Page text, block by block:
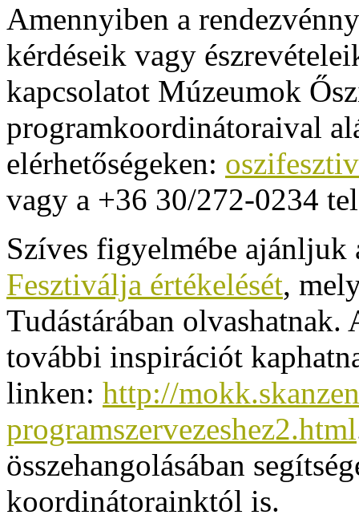
Amennyiben a
kérdéseik vagy
kapcsolatot Múzeumok
programkoordinátoraival
elérhetőségeken:
vagy a +36 30/272-0234
Szíves figyelmébe ajánljuk
Fesztiválja értékelését,
Tudástárában olvashatnak.
további inspirációt
linken: http://
programszervezeshez2.html
összehangolásában
koordinátorainktól is.